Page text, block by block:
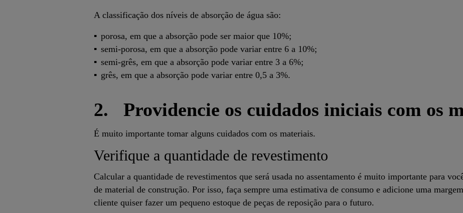
A classificação dos níveis de absorção de água são:
porosa, em que a absorção pode ser maior que 10%;
semi-porosa, em que a absorção pode variar entre 6 a 10%;
semi-grês, em que a absorção pode variar entre 3 a 6%;
grês, em que a absorção pode variar entre 0,5 a 3%.
2. Providencie os cuidados iniciais com os
É muito importante tomar alguns cuidados com os materiais.
Verifique a quantidade de revestimento
Calcular a quantidade de revestimentos que será usada no assentamento é muito importante para
de material de construção. Por isso, faça sempre uma estimativa de consumo e adicione uma
cliente quiser fazer um pequeno estoque de peças de reposição para o futuro.